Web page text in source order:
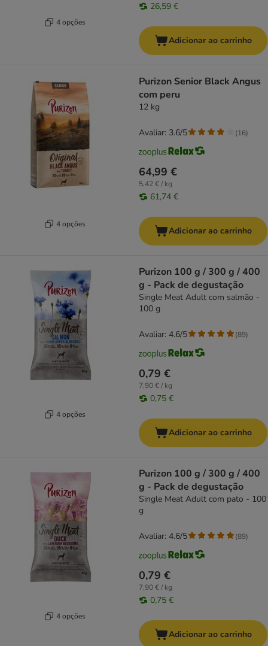
4 opções
26,59 €
Adicionar ao carrinho
4 opções
Purizon Senior Black Angus
com peru
12 kg
64,99 €
5,42 € / kg
61,74 €
Avaliar: 3.6/5 (16)
Adicionar ao carrinho
4 opções
Purizon 100 g / 300 g / 400
g - Pack de degustação
Single Meat Adult com salmão -
100 g
0,79 €
7,90 € / kg
0,75 €
Avaliar: 4.6/5 (89)
Adicionar ao carrinho
4 opções
Purizon 100 g / 300 g / 400
g - Pack de degustação
Single Meat Adult com pato - 100
g
0,79 €
7,90 € / kg
0,75 €
Avaliar: 4.6/5 (89)
Adicionar ao carrinho